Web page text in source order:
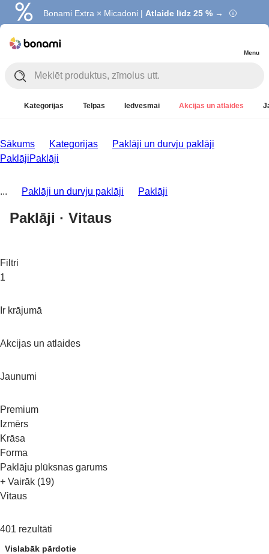
Bonami Extra × Micadoni | Atlaide līdz 25 % →
Menu
Kategorijas Telpas Iedvesmai Akcijas un atlaides
Sākums Kategorijas
Paklāji un durvju paklāji
PaklājiPaklāji
... Paklāji un durvju paklāji Paklāji
Paklāji · Vitaus
Filtri
1
Ir krājumā
Akcijas un atlaides
Jaunumi
Premium
Izmērs
Krāsa
Forma
Paklāju plūksnas garums
+ Vairāk (19)
Vitaus
401 rezultāti
Vislabāk pārdotie